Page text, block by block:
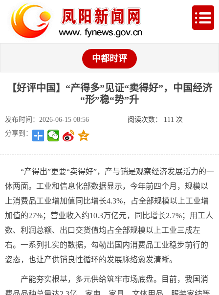
中都时评
【好评中国】“产得多”见证“卖得好”，中国经济
“形”稳“势”升
发布时间：2026-06-15 08:56 阅读次数： 111 次
分享到：
“产得出”更要“卖得好”，产与销是观察经济发展活力的一
体两面。工业和信息化部数据显示，今年前四个月，规模以
上消费品工业增加值同比增长4.3%，占全部规模以上工业增
加值的27%；营业收入约10.3万亿元，同比增长2.7%；用工人
数、利润总额、出口交货值均占全部规模以上工业三成左
右。一系列扎实的数据，勾勒出国内消费品工业稳步前行的
姿态，也让产供销良性循环的发展脉络愈发清晰。
产能夯实根基，多元供给筑牢市场底盘。目前，我国消